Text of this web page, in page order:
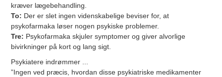
kræver lægebehandling.
To: Der er slet ingen videnskabelige beviser for, at
psykofarmaka løser nogen psykiske problemer.
Tre: Psykofarmaka skjuler symptomer og giver alvorlige
bivirkninger på kort og lang sigt.
Psykiatere indrømmer ...
”Ingen ved præcis, hvordan disse psykiatriske medikamenter